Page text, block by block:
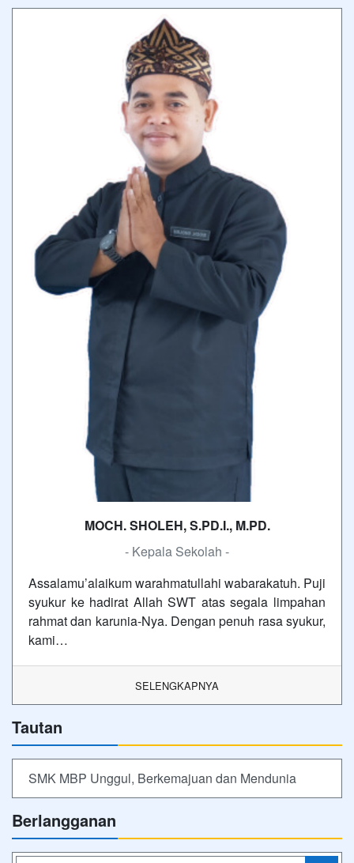
MOCH. SHOLEH, S.PD.I., M.PD.
- Kepala Sekolah -
Assalamu’alaikum warahmatullahi wabarakatuh. Puji
syukur ke hadirat Allah SWT atas segala limpahan
rahmat dan karunia-Nya. Dengan penuh rasa syukur,
kami…
SELENGKAPNYA
Tautan
SMK MBP Unggul, Berkemajuan dan Mendunia
Berlangganan